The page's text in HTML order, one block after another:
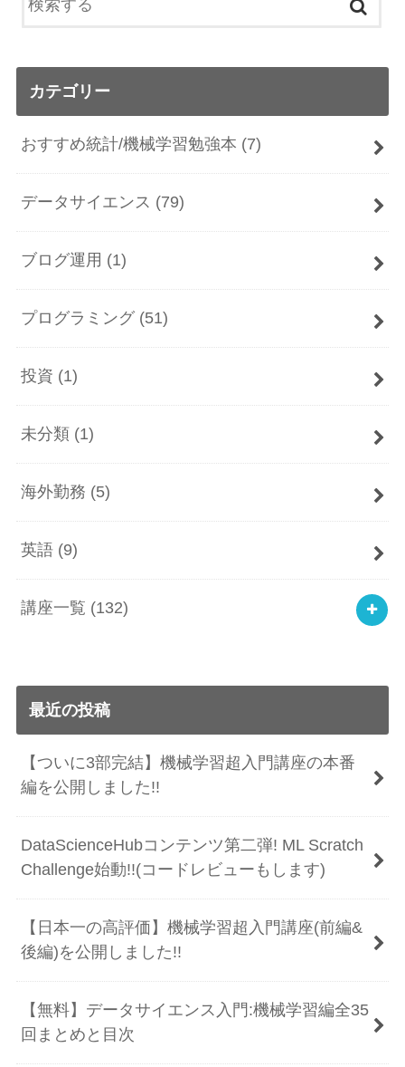
カテゴリー
おすすめ統計/機械学習勉強本 (7)
データサイエンス (79)
ブログ運用 (1)
プログラミング (51)
投資 (1)
未分類 (1)
海外勤務 (5)
英語 (9)
講座一覧 (132)
最近の投稿
【ついに3部完結】機械学習超入門講座の本番
編を公開しました!!
DataScienceHubコンテンツ第二弾! ML Scratch
Challenge始動!!(コードレビューもします)
【日本一の高評価】機械学習超入門講座(前編&
後編)を公開しました!!
【無料】データサイエンス入門:機械学習編全35
回まとめと目次